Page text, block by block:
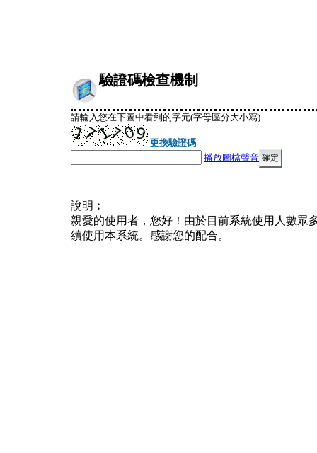
驗證碼檢查機制
請輸入您在下圖中看到的字元(字母區分大小寫)
更換驗證碼
播放圖檔聲音
說明︰
親愛的使用者，您好！由於目前系統使用人數眾
續使用本系統。感謝您的配合。